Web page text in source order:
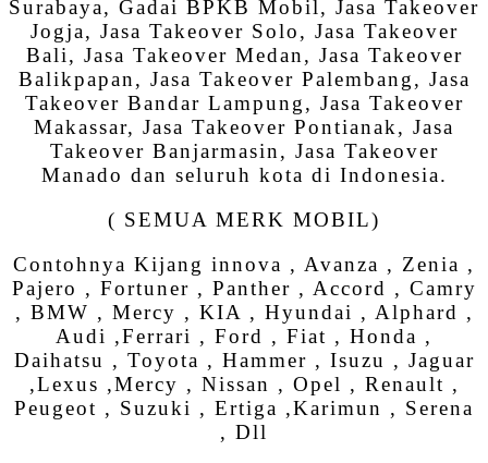
Surabaya, Gadai BPKB Mobil, Jasa Takeover
Jogja, Jasa Takeover Solo, Jasa Takeover
Bali, Jasa Takeover Medan, Jasa Takeover
Balikpapan, Jasa Takeover Palembang, Jasa
Takeover Bandar Lampung, Jasa Takeover
Makassar, Jasa Takeover Pontianak, Jasa
Takeover Banjarmasin, Jasa Takeover
Manado dan seluruh kota di Indonesia.
( SEMUA MERK MOBIL)
Contohnya Kijang innova , Avanza , Zenia ,
Pajero , Fortuner , Panther , Accord , Camry
, BMW , Mercy , KIA , Hyundai , Alphard ,
Audi ,Ferrari , Ford , Fiat , Honda ,
Daihatsu , Toyota , Hammer , Isuzu , Jaguar
,Lexus ,Mercy , Nissan , Opel , Renault ,
Peugeot , Suzuki , Ertiga ,Karimun , Serena
, Dll